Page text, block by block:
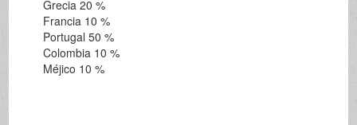
Grecia 20 %
Francia 10 %
Portugal 50 %
Colombia 10 %
Méjico 10 %